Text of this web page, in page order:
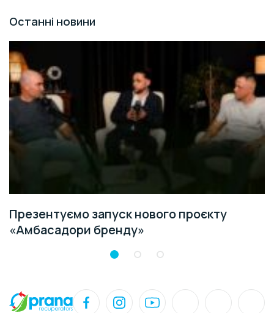
Останні новини
Презентуємо запуск нового проєкту
«Амбасадори бренду»